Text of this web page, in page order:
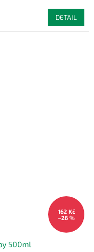
DETAIL
162 Kč
–26 %
500ml